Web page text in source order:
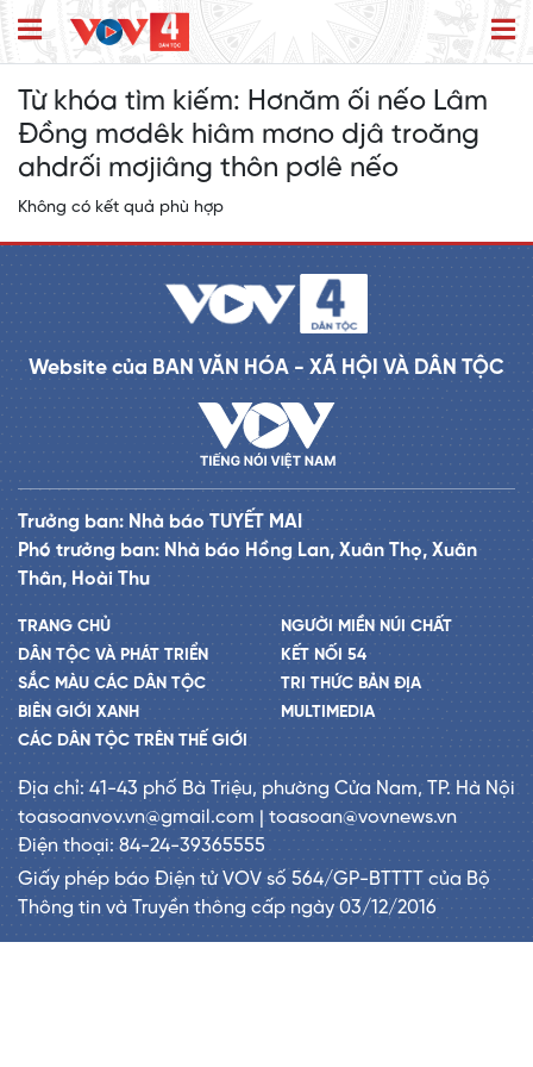
Từ khóa tìm kiếm: Hơnăm ối nếo Lâm
Đồng mơdêk hiâm mơno djâ troăng
ahdrối mơjiâng thôn pơlê nếo
Không có kết quả phù hợp
Website của BAN VĂN HÓA - XÃ HỘI VÀ DÂN TỘC
Trưởng ban: Nhà báo TUYẾT MAI
Phó trưởng ban: Nhà báo Hồng Lan, Xuân Thọ, Xuân
Thân, Hoài Thu
TRANG CHỦ
DÂN TỘC VÀ PHÁT TRIỂN
SẮC MÀU CÁC DÂN TỘC
BIÊN GIỚI XANH
CÁC DÂN TỘC TRÊN THẾ GIỚI
NGƯỜI MIỀN NÚI CHẤT
KẾT NỐI 54
TRI THỨC BẢN ĐỊA
MULTIMEDIA
Địa chỉ: 41-43 phố Bà Triệu, phường Cửa Nam, TP. Hà Nội
toasoanvov.vn@gmail.com | toasoan@vovnews.vn
Điện thoại: 84-24-39365555
Giấy phép báo Điện tử VOV số 564/GP-BTTTT của Bộ
Thông tin và Truyền thông cấp ngày 03/12/2016